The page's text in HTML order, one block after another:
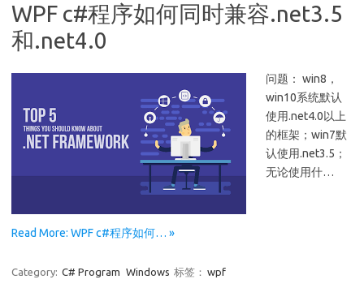
WPF c#程序如何同时兼容.net3.5
和.net4.0
问题： win8，
win10系统默认
使用.net4.0以上
的框架；win7默
认使用.net3.5；
无论使用什…
Read More: WPF c#程序如何… »
Category: C# Program Windows 标签： wpf